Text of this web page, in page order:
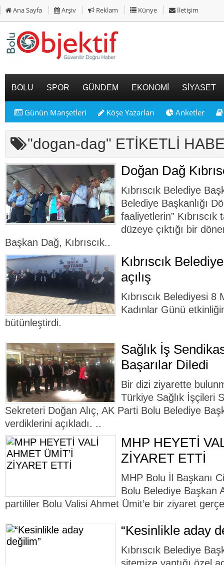
Ana Sayfa Arşiv Reklam Künye İletişim
BOLU SPOR GÜNDEM EKONOMİ SİYASET
Günün Manşetleri Köşe Yazarları Anketler
"dogan-dag" ETİKETLİ
Doğan Dağ
Kıbrıscık Belediye
Belediye Başkanlığı
faaliyetlerin”
düzeye çıktığı bir
Başkan Dağ, Kıbrıscık..
Kıbrıscık
açılış
Kıbrıscık Belediyesi
Kadınlar Günü
bütünleştirdi.
Sağlık İş
Başarılar Diledi
Bir dizi ziyarette
Türkiye Sağlık İşçileri
Sekreteri Doğan Alıç, AK Parti Bolu Belediye
verdiklerini açıkladı. ..
MHP HEYETİ
ZİYARET ETTİ
MHP Bolu İl Başkanı
Bolu Belediye Başkan
partililer Bolu Valisi Ahmet Ümit’e bir ziyaret
“Kesinlikle aday
Kıbrıscık Belediye